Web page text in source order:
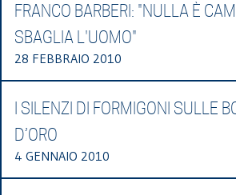
FRANCO BARBERI: "NULLA È
SBAGLIA L'UOMO"
28 FEBBRAIO 2010
I SILENZI DI FORMIGONI SULLE
D’ORO
4 GENNAIO 2010